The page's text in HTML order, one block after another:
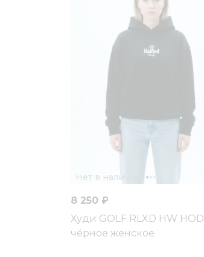
Нет в наличии
8 250 ₽
Худи GOLF RLXD HW HOD
чёрное женское